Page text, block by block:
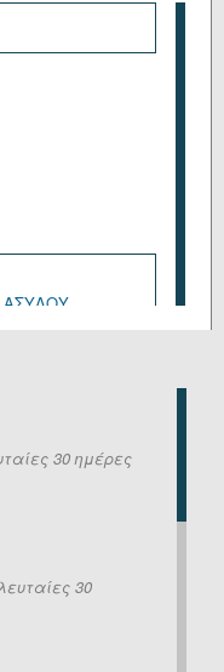
ΑΣΥΛΟΥ
ΚΑΙ ΤΡΟΦΙΜΩΝ
ΑΣΦΑΛΙΣΗΣ
ΠΟΛΙΤΙΚΗΣ
ΠΟΛΙΤΙΚΗΣ
30 ημέρες
30